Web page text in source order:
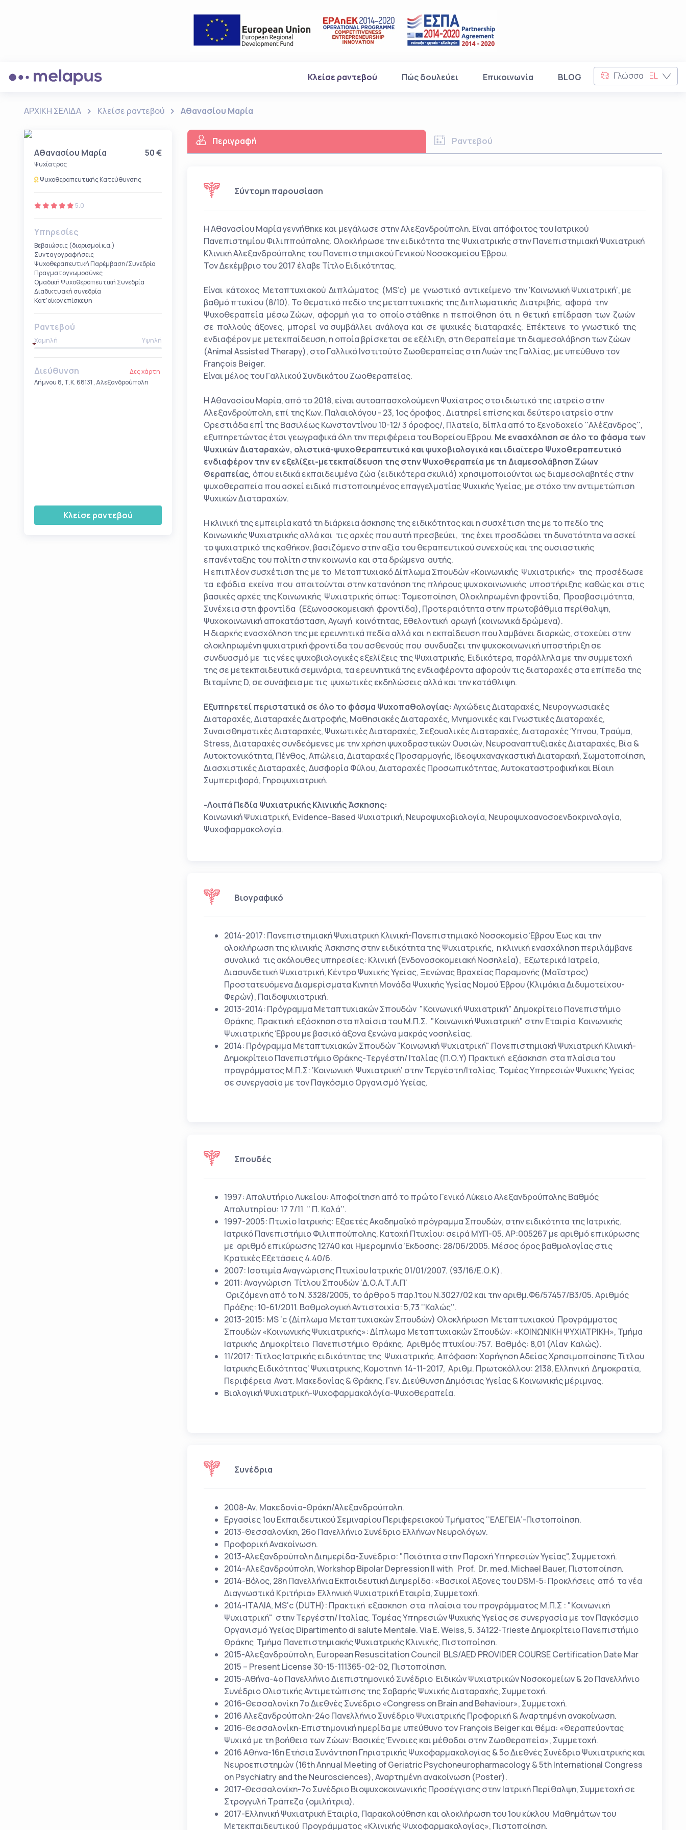
Κλείσε ραντεβού (current)Πώς δουλεύει Επικοινωνία BLOG Γλώσσα EL
ΑΡΧΙΚΗ ΣΕΛΙΔΑ Κλείσε ραντεβού Αθανασίου Μαρία
Αθανασίου Μαρία 50 €
Ψυχίατρος
Ψυχοθεραπευτικής Κατεύθυνσης
5.0
Υπηρεσίες
Βεβαιώσεις (διορισμοί κ.α.)
Συνταγογραφήσεις
Ψυχοθεραπευτική Παρέμβαση/Συνεδρία
Πραγματογνωμοσύνες
Ομαδική Ψυχοθεραπευτική Συνεδρία
Διαδικτυακή συνεδρία
Κατ'οίκον επίσκεψη
Ραντεβού
Χαμηλή Υψηλή
Διεύθυνση
Δες χάρτη
Λήμνου 8, Τ.Κ. 68131 , Αλεξανδρούπολη
Κλείσε ραντεβού
Περιγραφή Ραντεβού
Σύντομη παρουσίαση
H Αθανασίου Μαρία γεννήθηκε και μεγάλωσε στην Αλεξανδρούπολη. Είναι απόφοιτος του Ιατρικού
Πανεπιστημίου Φιλιππούπολης. Ολοκλήρωσε την ειδικότητα της Ψυχιατρικής στην Πανεπιστημιακή Ψυχιατρική
Κλινική Αλεξανδρούπολης του Πανεπιστημιακού Γενικού Νοσοκομείου Έβρου.
Τον Δεκέμβριο του 2017 έλαβε Τίτλο Ειδικότητας.
Είναι κάτοχος Μεταπτυχιακού Διπλώματος (MS’c) με γνωστικό αντικείμενο την ‘Κοινωνική Ψυχιατρική’, με
βαθμό πτυχίου (8/10). Το θεματικό πεδίο της μεταπτυχιακής της Διπλωματικής Διατριβής, αφορά την
Ψυχοθεραπεία μέσω Ζώων, αφορμή για το οποίο στάθηκε η πεποίθηση ότι η θετική επίδραση των ζωών
σε πολλούς άξονες, μπορεί να συμβάλλει ανάλογα και σε ψυχικές διαταραχές. Επέκτεινε το γνωστικό της
ενδιαφέρον με μετεκπαίδευση, η οποία βρίσκεται σε εξέλιξη, στη Θεραπεία με τη διαμεσολάβηση των ζώων
(Animal Assisted Therapy), στο Γαλλικό Ινστιτούτο Ζωοθεραπείας στη Λυών της Γαλλίας, με υπεύθυνο τον
François Beiger.
Είναι μέλος του Γαλλικού Συνδικάτου Ζωοθεραπείας.
H Αθανασίου Μαρία, από το 2018, είναι αυτοαπασχολούμενη Ψυχίατρος στο ιδιωτικό της ιατρείο στην
Αλεξανδρούπολη, επί της Κων. Παλαιολόγου - 23, 1ος όροφος . Διατηρεί επίσης και δεύτερο ιατρείο στην
Ορεστιάδα επί της Βασιλέως Κωνσταντίνου 10-12/ 3 όροφος/, Πλατεία, δίπλα από το ξενοδοχείο ''Αλέξανδρος'',
εξυπηρετώντας έτσι γεωγραφικά όλη την περιφέρεια του Βορείου Εβρου. Με ενασχόληση σε όλο το φάσμα των
Ψυχικών Διαταραχών, ολιστικά-ψυχοθεραπευτικά και ψυχοβιολογικά και ιδιαίτερο Ψυχοθεραπευτικό
ενδιαφέρον την εν εξελίξει-μετεκπαίδευση της στην Ψυχοθεραπεία με τη Διαμεσολάβηση Ζώων
Θεραπείας, όπου ειδικά εκπαιδευμένα ζώα (ειδικότερα σκυλιά) χρησιμοποιούνται ως διαμεσολαβητές στην
ψυχοθεραπεία που ασκεί ειδικά πιστοποιημένος επαγγελματίας Ψυχικής Υγείας, με στόχο την αντιμετώπιση
Ψυχικών Διαταραχών.
Η κλινική της εμπειρία κατά τη διάρκεια άσκησης της ειδικότητας και η συσχέτιση της με το πεδίο της
Κοινωνικής Ψυχιατρικής αλλά και τις αρχές που αυτή πρεσβεύει, της έχει προσδώσει τη δυνατότητα να ασκεί
το ψυχιατρικό της καθήκον, βασιζόμενο στην αξία του θεραπευτικού συνεχούς και της ουσιαστικής
επανένταξης του πολίτη στην κοινωνία και στα δρώμενα αυτής.
Η επιπλέον συσχέτιση της με το Μεταπτυχιακό Δίπλωμα Σπουδών «Κοινωνικής Ψυχιατρικής» της προσέδωσε
τα εφόδια εκείνα που απαιτούνται στην κατανόηση της πλήρους ψυχοκοινωνικής υποστήριξης καθώς και στις
βασικές αρχές της Κοινωνικής Ψυχιατρικής όπως: Τομεοποίηση, Ολοκληρωμένη φροντίδα, Προσβασιμότητα,
Συνέχεια στη φροντίδα (Εξωνοσοκομειακή φροντίδα), Προτεραιότητα στην πρωτοβάθμια περίθαλψη,
Ψυχοκοινωνική αποκατάσταση, Αγωγή κοινότητας, Εθελοντική αρωγή (κοινωνικά δρώμενα).
Η διαρκής ενασχόληση της με ερευνητικά πεδία αλλά και η εκπαίδευση που λαμβάνει διαρκώς, στοχεύει στην
ολοκληρωμένη ψυχιατρική φροντίδα του ασθενούς που συνδυάζει την ψυχοκοινωνική υποστήριξη σε
συνδυασμό με τις νέες ψυχοβιολογικές εξελίξεις της Ψυχιατρικής. Ειδικότερα, παράλληλα με την συμμετοχή
της σε μετεκπαιδευτικά σεμινάρια, τα ερευνητικά της ενδιαφέροντα αφορούν τις διαταραχές στα επίπεδα της
Βιταμίνης D, σε συνάφεια με τις ψυχωτικές εκδηλώσεις αλλά και την κατάθλιψη.
Εξυπηρετεί περιστατικά σε όλο το φάσμα Ψυχοπαθολογίας: Αγχώδεις Διαταραχές, Νευρογνωσιακές
Διαταραχές, Διαταραχές Διατροφής, Μαθησιακές Διαταραχές, Μνημονικές και Γνωστικές Διαταραχές,
Συναισθηματικές Διαταραχές, Ψυχωτικές Διαταραχές, Σεξουαλικές Διαταραχές, Διαταραχές Ύπνου, Τραύμα,
Stress, Διαταραχές συνδεόμενες με την χρήση ψυχοδραστικών Ουσιών, Νευροαναπτυξιακές Διαταραχές, Βία &
Αυτοκτονικότητα, Πένθος, Απώλεια, Διαταραχές Προσαρμογής, Ιδεοψυχαναγκαστική Διαταραχή, Σωματοποίηση,
Διασχιστικές Διαταραχές, Δυσφορία Φύλου, Διαταραχές Προσωπικότητας, Αυτοκαταστροφική και Βίαιη
Συμπεριφορά, Γηροψυχιατρική.
-Λοιπά Πεδία Ψυχιατρικής Κλινικής Άσκησης:
Κοινωνική Ψυχιατρική, Evidence-Based Ψυχιατρική, Νευροψυχοβιολογία, Νευροψυχοανοσοενδοκρινολογία,
Ψυχοφαρμακολογία.
Βιογραφικό
2014-2017: Πανεπιστημιακή Ψυχιατρική Κλινική-Πανεπιστημιακό Νοσοκομείο Έβρου Έως και την
ολοκλήρωση της κλινικής Άσκησης στην ειδικότητα της Ψυχιατρικής, η κλινική ενασχόληση περιλάμβανε
συνολικά τις ακόλουθες υπηρεσίες: Κλινική (Ενδονοσοκομειακή Νοσηλεία), Εξωτερικά Ιατρεία,
Διασυνδετική Ψυχιατρική, Κέντρο Ψυχικής Υγείας, Ξενώνας Βραχείας Παραμονής (Μαΐστρος)
Προστατευόμενα Διαμερίσματα Κινητή Μονάδα Ψυχικής Υγείας Νομού Έβρου (Κλιμάκια Διδυμοτείχου-
Φερών), Παιδοψυχιατρική.
2013-2014: Πρόγραμμα Μεταπτυχιακών Σπουδών "Κοινωνική Ψυχιατρική" Δημοκρίτειο Πανεπιστήμιο
Θράκης. Πρακτική εξάσκηση στα πλαίσια του Μ.Π.Σ. "Κοινωνική Ψυχιατρική" στην Εταιρία Κοινωνικής
Ψυχιατρικής Έβρου με βασικό άξονα ξενώνα μακράς νοσηλείας.
2014: Πρόγραμμα Μεταπτυχιακών Σπουδών "Κοινωνική Ψυχιατρική" Πανεπιστημιακή Ψυχιατρική Κλινική-
Δημοκρίτειο Πανεπιστήμιο Θράκης-Τεργέστη/ Ιταλίας (Π.Ο.Υ) Πρακτική εξάσκηση στα πλαίσια του
προγράμματος Μ.Π.Σ: ‘Κοινωνική Ψυχιατρική’ στην Τεργέστη/Ιταλίας. Τομέας Υπηρεσιών Ψυχικής Υγείας
σε συνεργασία με τον Παγκόσμιο Οργανισμό Υγείας.
Σπουδές
1997: Απολυτήριο Λυκείου: Αποφοίτηση από το πρώτο Γενικό Λύκειο Αλεξανδρούπολης Βαθμός
Απολυτηρίου: 17 7/11 ‘’ Π. Καλά’’.
1997-2005: Πτυχίο Ιατρικής: Εξαετές Ακαδημαϊκό πρόγραμμα Σπουδών, στην ειδικότητα της Ιατρικής.
Ιατρικό Πανεπιστήμιο Φιλιππούπολης. Κατοχή Πτυχίου: σειρά ΜΥΠ-05. ΑΡ:005267 με αριθμό επικύρωσης
με αριθμό επικύρωσης 12740 και Ημερομηνία Έκδοσης: 28/06/2005. Μέσος όρος βαθμολογίας στις
Κρατικές Εξετάσεις 4.40/6.
2007: Ισοτιμία Αναγνώρισης Πτυχίου Ιατρικής 01/01/2007. (93/16/Ε.Ο.Κ).
2011: Αναγνώριση Τίτλου Σπουδών ’Δ.Ο.Α.Τ.Α.Π’
Οριζόμενη από το Ν. 3328/2005, το άρθρο 5 παρ.1του Ν.3027/02 και την αριθμ.Φ6/57457/Β3/05. Αριθμός
Πράξης: 10-61/2011. Βαθμολογική Αντιστοιχία: 5,73 ‘’Καλώς’’.
2013-2015: MS ‘c (Δίπλωμα Μεταπτυχιακών Σπουδών) Ολοκλήρωση Μεταπτυχιακού Προγράμματος
Σπουδών «Κοινωνικής Ψυχιατρικής»: Δίπλωμα Μεταπτυχιακών Σπουδών: «ΚΟΙΝΩΝΙΚΗ ΨΥΧΙΑΤΡΙΚΗ», Τμήμα
Ιατρικής Δημοκρίτειο Πανεπιστήμιο Θράκης. Αριθμός πτυχίου:757. Βαθμός: 8,01 (Λίαν Καλώς).
11/2017: Τίτλος Ιατρικής ειδικότητας της Ψυχιατρικής. Απόφαση: Χορήγηση Αδείας Χρησιμοποίησης Τίτλου
Ιατρικής Ειδικότητας’ Ψυχιατρικής, Κομοτηνή 14-11-2017, Αριθμ. Πρωτοκόλλου: 2138, Ελληνική Δημοκρατία,
Περιφέρεια Ανατ. Μακεδονίας & Θράκης. Γεν. Διεύθυνση Δημόσιας Υγείας & Κοινωνικής μέριμνας.
Βιολογική Ψυχιατρική-Ψυχοφαρμακολόγία-Ψυχοθεραπεία.
Συνέδρια
2008-Αν. Μακεδονία-Θράκη/Αλεξανδρούπολη.
Εργασίες 1ου Εκπαιδευτικού Σεμιναρίου Περιφερειακού Τμήματος ‘’ΕΛΕΓΕΙΑ’-Πιστοποίηση.
2013-Θεσσαλονίκη, 26ο Πανελλήνιο Συνέδριο Ελλήνων Νευρολόγων.
Προφορική Ανακοίνωση.
2013-Αλεξανδρούπολη Διημερίδα-Συνέδριο: "Ποιότητα στην Παροχή Υπηρεσιών Υγείας", Συμμετοχή.
2014-Αλεξανδρούπολη, Workshop Bipolar Depression II with Prof. Dr. med. Michael Bauer, Πιστοποίηση.
2014-Βόλος, 28η Πανελλήνια Εκπαιδευτική Διημερίδα: «Βασικοί Άξονες του DSM-5: Προκλήσεις από τα νέα
Διαγνωστικά Κριτήρια» Ελληνική Ψυχιατρική Εταιρία, Συμμετοχή.
2014-ΙΤΑΛΙΑ, MS‘c (DUTH): Πρακτική εξάσκηση στα πλαίσια του προγράμματος Μ.Π.Σ : "Κοινωνική
Ψυχιατρική" στην Τεργέστη/ Ιταλίας. Τομέας Υπηρεσιών Ψυχικής Υγείας σε συνεργασία με τον Παγκόσμιο
Οργανισμό Υγείας Dipartimento di salute Mentale. Via E. Weiss, 5. 34122-Trieste Δημοκρίτειο Πανεπιστήμιο
Θράκης Τμήμα Πανεπιστημιακής Ψυχιατρικής Κλινικής, Πιστοποίηση.
2015-Αλεξανδρούπολη, European Resuscitation Council BLS/AED PROVIDER COURSE Certification Date Mar
2015 – Present License 30-15-111365-02-02, Πιστοποίηση.
2015-Αθήνα-4ο Πανελλήνιο Διεπιστημονικό Συνέδριο Ειδικών Ψυχιατρικών Νοσοκομείων & 2ο Πανελλήνιο
Συνέδριο Ολιστικής Αντιμετώπισης της Σοβαρής Ψυχικής Διαταραχής, Συμμετοχή.
2016-Θεσσαλονίκη 7ο Διεθνές Συνέδριο «Congress on Brain and Behaviour», Συμμετοχή.
2016 Αλεξανδρούπολη-24ο Πανελλήνιο Συνέδριο Ψυχιατρικής Προφορική & Αναρτημένη ανακοίνωση.
2016-Θεσσαλονίκη-Επιστημονική ημερίδα με υπεύθυνο τον François Beiger και θέμα: «Θεραπεύοντας
Ψυχικά με τη βοήθεια των Ζώων: Βασικές Έννοιες και μέθοδοι στην Ζωοθεραπεία», Συμμετοχή.
2016 Αθήνα-16η Ετήσια Συνάντηση Γηριατρικής Ψυχοφαρμακολογίας & 5ο Διεθνές Συνέδριο Ψυχιατρικής και
Νευροεπιστημών (16th Annual Meeting of Geriatric Psychoneuropharmacology & 5th International Congress
on Psychiatry and the Neurosciences), Αναρτημένη ανακοίνωση (Poster).
2017-Θεσσαλονίκη-7ο Συνέδριο Βιοψυχοκοινωνικής Προσέγγισης στην Ιατρική Περίθαλψη, Συμμετοχή σε
Στρογγυλή Τράπεζα (ομιλήτρια).
2017-Ελληνική Ψυχιατρική Εταιρία, Παρακολούθηση και ολοκλήρωση του 1ου κύκλου Μαθημάτων του
Μετεκπαιδευτικού Προγράμματος «Κλινικής Ψυχοφαρμακολογίας», Πιστοποίηση.